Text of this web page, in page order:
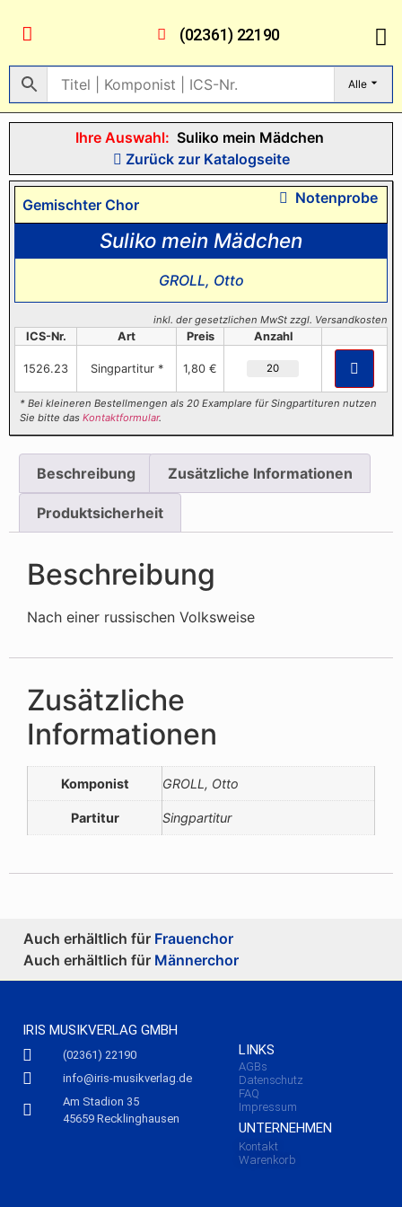
(02361) 22190
Alle
Ihre Auswahl: Suliko mein Mädchen
Zurück zur Katalogseite
Gemischter Chor Notenprobe
Suliko mein Mädchen
GROLL, Otto
inkl. der gesetzlichen MwSt zzgl. Versandkosten
ICS-Nr. Art Preis Anzahl
1526.23 Singpartitur * 1,80 €
* Bei kleineren Bestellmengen als 20 Examplare für Singpartituren nutzen
Sie bitte dasKontaktformular.
Beschreibung Zusätzliche Informationen
Produktsicherheit
Beschreibung
Nach einer russischen Volksweise
Zusätzliche
Informationen
Komponist GROLL, Otto
Partitur Singpartitur
Auch erhältlich für Frauenchor
Auch erhältlich für Männerchor
IRIS MUSIKVERLAG GMBH
(02361) 22190
info@iris-musikverlag.de
Am Stadion 35
45659 Recklinghausen
LINKS
AGBs
Datenschutz
FAQ
Impressum
UNTERNEHMEN
Kontakt
Warenkorb